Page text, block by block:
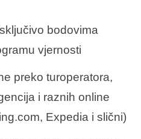
bodovima
vjernosti
preko turoperatora,
i raznih online
Expedia i slični)